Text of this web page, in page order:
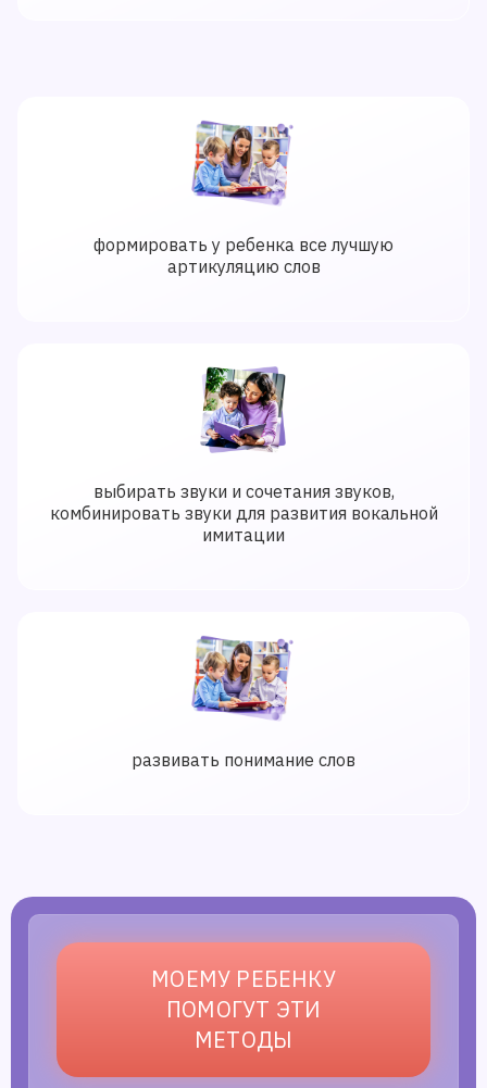
формировать у ребенка все лучшую
артикуляцию слов
выбирать звуки и сочетания звуков,
комбинировать звуки для развития вокальной
имитации
развивать понимание слов
МОЕМУ РЕБЕНКУ
ПОМОГУТ ЭТИ
МЕТОДЫ